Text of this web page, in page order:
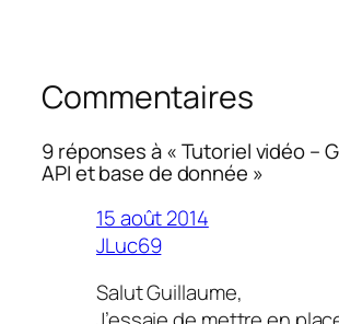
Commentaires
9 réponses à « Tutoriel vidéo –
API et base de donnée »
15 août 2014
JLuc69
Salut Guillaume,